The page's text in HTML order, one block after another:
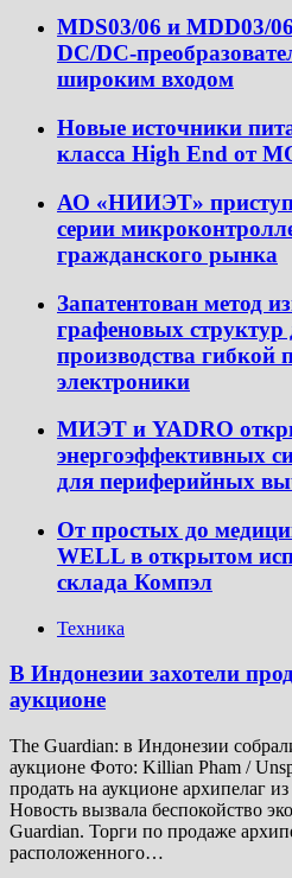
MDS03/06 и MDD03/
DC/DC-
широким входом
Новые источники
класса High End от
АО «НИИЭТ»
серии
гражданского рынка
Запатентован метод
графеновых структур
производства гибкой
электроники
МИЭТ и YADRO
энергоэффективных
для периферийных
От простых до
WELL в открытом
склада Компэл
Техника
В Индонезии захотели
аукционе
The Guardian: в Индонезии
аукционе Фото: Killian Pham /
продать на аукционе архипелаг
Новость вызвала беспокойство
Guardian. Торги по продаже
расположенного…